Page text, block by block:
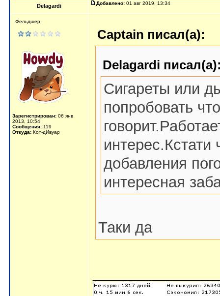
Delagardi Добавлено: 01 авг 2019, 13:34
Фельдшер
Зарегистрирован: 06 янв
2013, 10:54
Сообщения: 119
Откуда: Кот-дИвуар
Captain писал(а):
Delagardi
Сигареты или
попробовать
добавления
интересная
Таки да